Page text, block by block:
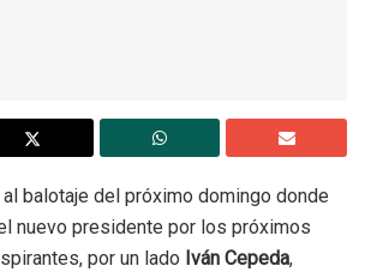
balotaje del próximo domingo donde
nuevo presidente por los próximos
por un lado Iván Cepeda,